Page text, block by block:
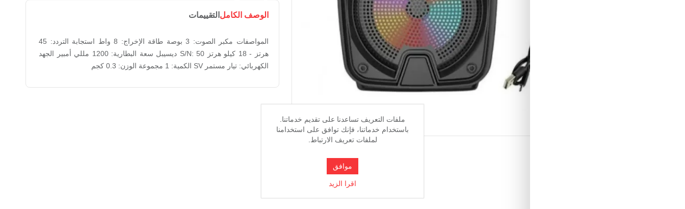
الوصف الكامل التقييمات
المواصفات مكبر الصوت: 3 بوصة طاقة الإخراج: 8 واط استجابة التردد: 45
هرتز - 18 كيلو هرتز ‏S/N: 50 ديسيبل سعة البطارية: 1200 مللي أمبير الجهد
الكهربائي: تيار مستمر SV‏ الكمية: 1 مجموعة الوزن: 0.3 كجم
ملفات التعريف تساعدنا على تقديم خدماتنا.
باستخدام خدماتنا، فإنك توافق على استخدامنا
لملفات تعريف الارتباط.
موافق
اقرا الزيد